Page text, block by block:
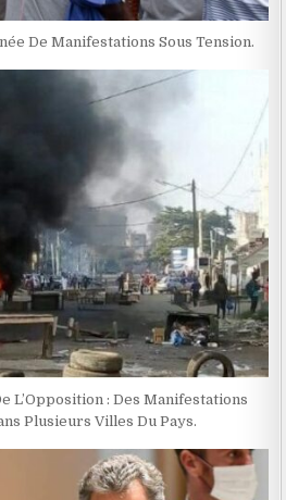
De Manifestations Sous Tension.
L’Opposition : Des Manifestations
Plusieurs Villes Du Pays.